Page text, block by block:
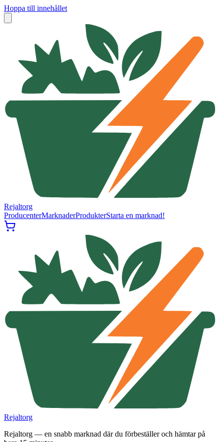
Hoppa till innehållet
Rejaltorg
ProducenterMarknaderProdukterStarta en marknad!
Rejaltorg
Rejaltorg — en snabb marknad där du förbeställer och hämtar på